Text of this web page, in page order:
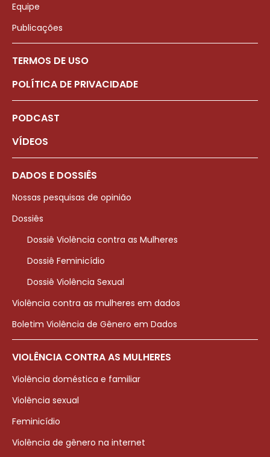
Equipe
Publicações
TERMOS DE USO
POLÍTICA DE PRIVACIDADE
PODCAST
VÍDEOS
DADOS E DOSSIÊS
Nossas pesquisas de opinião
Dossiês
Dossiê Violência contra as Mulheres
Dossiê Feminicídio
Dossiê Violência Sexual
Violência contra as mulheres em dados
Boletim Violência de Gênero em Dados
VIOLÊNCIA CONTRA AS MULHERES
Violência doméstica e familiar
Violência sexual
Feminicídio
Violência de gênero na internet